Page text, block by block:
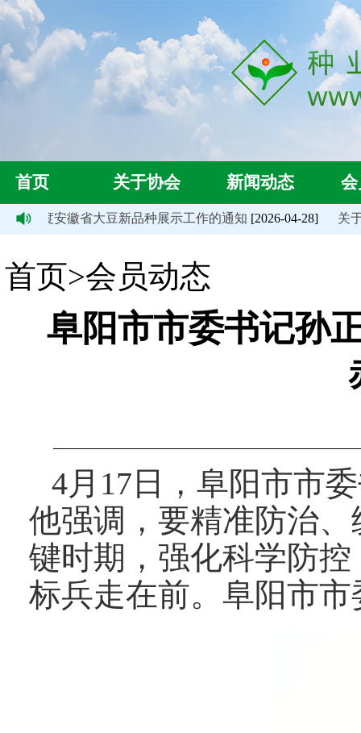
首页 关于协会 新闻动态
年度安徽省大豆新品种展示工作的通知 [2026-04-28] 关于
首页>会员动态
阜阳市市委书记孙
4月17日，阜阳市市
他强调，要精准防治
键时期，强化科学防
标兵走在前。阜阳市